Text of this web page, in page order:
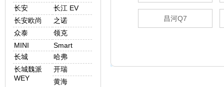
长安
长江 EV
长安欧尚
之诺
众泰
领克
MINI
Smart
长城
哈弗
长城魏派
WEY
开瑞
黄海
昌河Q7